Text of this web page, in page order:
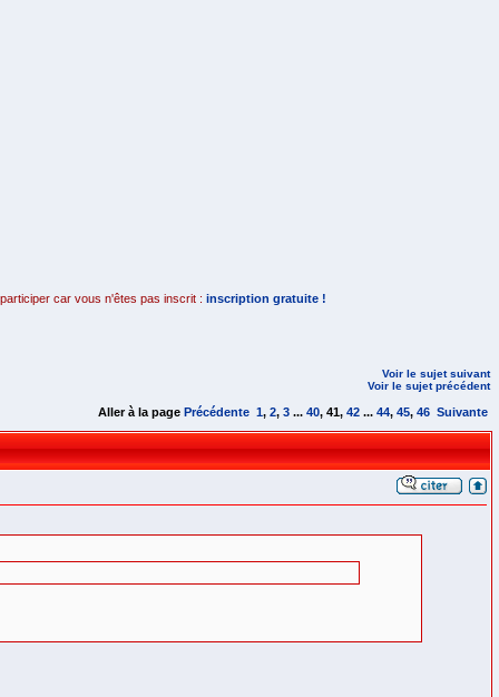
car vous n'êtes pas inscrit : inscription gratuite !
Voir le sujet suivant
Voir le sujet précédent
Aller à la page Précédente 1, 2, 3 ... 40, 41, 42 ... 44, 45, 46 Suivante